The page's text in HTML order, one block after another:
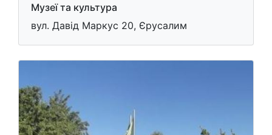
Музеї та культура
вул. Давід Маркус 20, Єрусалим